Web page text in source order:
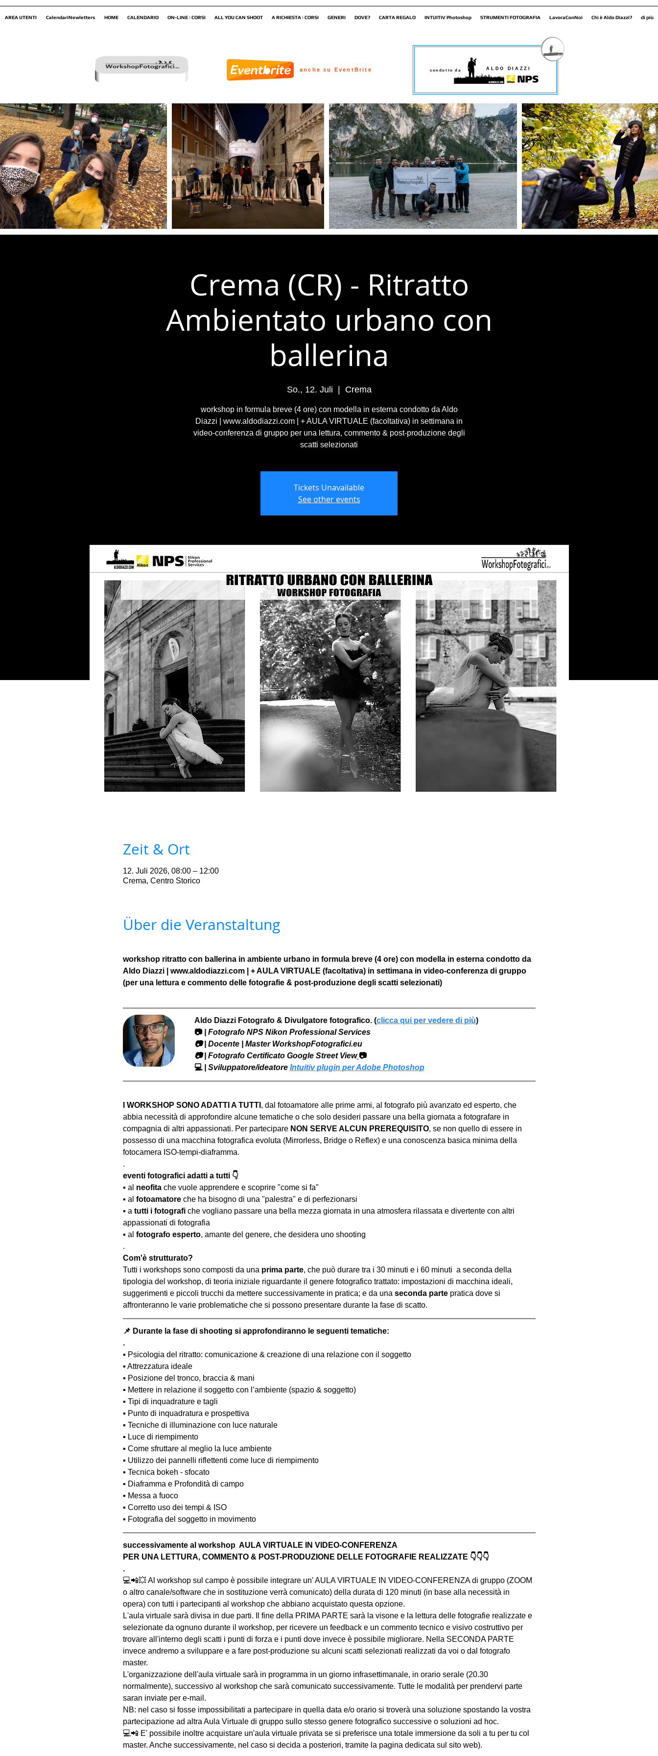
AREA UTENTI CalendariNewletters HOME CALENDARIO ON-LINE | CORSI ALL YOU CAN SHOOT A RICHIESTA | CORSI GENERI DOVE? CARTA REGALO INTUITIV Photoshop STRUMENTI FOTOGRAFIA LavoraConNoi Chi è Aldo Diazzi? di più
Crema (CR) - Ritratto
Ambientato urbano con
ballerina
So., 12. Juli Crema
workshop in formula breve (4 ore) con modella in esterna condotto da Aldo
Diazzi | www.aldodiazzi.com | + AULA VIRTUALE (facoltativa) in settimana in
video-conferenza di gruppo per una lettura, commento & post-produzione degli
scatti selezionati
Tickets Unavailable
See other events
Zeit & Ort
12. Juli 2026, 08:00 – 12:00
Crema, Centro Storico
Über die Veranstaltung
workshop ritratto con ballerina in ambiente urbano in formula breve (4 ore) con modella in esterna condotto da
Aldo Diazzi | www.aldodiazzi.com | + AULA VIRTUALE (facoltativa) in settimana in video-conferenza di gruppo
(per una lettura e commento delle fotografie & post-produzione degli scatti selezionati)
Aldo Diazzi Fotografo & Divulgatore fotografico. (clicca qui per vedere di più)
📷 | Fotografo NPS Nikon Professional Services
​📷 | Docente | Master WorkshopFotografici.eu
📷 | Fotografo Certificato Google Street View 📷
💻 | Sviluppatore/ideatore Intuitiv plugin per Adobe Photoshop
I WORKSHOP SONO ADATTI A TUTTI , dal fotoamatore alle prime armi, al fotografo più avanzato ed esperto, che
abbia necessità di approfondire alcune tematiche o che solo desideri passare una bella giornata a fotografare in
compagnia di altri appassionati. Per partecipare NON SERVE ALCUN PREREQUISITO, se non quello di essere in
possesso di una macchina fotografica evoluta (Mirrorless, Bridge o Reflex) e una conoscenza basica minima della
fotocamera ISO-tempi-diaframma.
.
eventi fotografici adatti a tutti 👇
▪️ al neofita che vuole apprendere e scoprire "come si fa"
▪️ al fotoamatore che ha bisogno di una "palestra" e di perfezionarsi
▪️ a tutti i fotografi che vogliano passare una bella mezza giornata in una atmosfera rilassata e divertente con altri
appassionati di fotografia
▪️ al fotografo esperto, amante del genere, che desidera uno shooting
.
Com'è strutturato?
Tutti i workshops sono composti da una prima parte, che può durare tra i 30 minuti e i 60 minuti  a seconda della
tipologia del workshop, di teoria iniziale riguardante il genere fotografico trattato: impostazioni di macchina ideali,
suggerimenti e piccoli trucchi da mettere successivamente in pratica; e da una seconda parte pratica dove si
affronteranno le varie problematiche che si possono presentare durante la fase di scatto.
📌 Durante la fase di shooting si approfondiranno le seguenti tematiche:
.
▪️ Psicologia del ritratto: comunicazione & creazione di una relazione con il soggetto
▪️ Attrezzatura ideale
▪️ Posizione del tronco, braccia & mani
▪️ Mettere in relazione il soggetto con l’ambiente (spazio & soggetto)
▪️ Tipi di inquadrature e tagli
▪️ Punto di inquadratura e prospettiva
▪️ Tecniche di illuminazione con luce naturale
▪️ Luce di riempimento
▪️ Come sfruttare al meglio la luce ambiente
▪️ Utilizzo dei pannelli riflettenti come luce di riempimento
▪️ Tecnica bokeh - sfocato
▪️ Diaframma e Profondità di campo
▪️ Messa a fuoco
▪️ Corretto uso dei tempi & ISO
▪️ Fotografia del soggetto in movimento
successivamente al workshop  AULA VIRTUALE IN VIDEO-CONFERENZA
PER UNA LETTURA, COMMENTO & POST-PRODUZIONE DELLE FOTOGRAFIE REALIZZATE 👇👇👇
.
💻📲💥 Al workshop sul campo è possibile integrare un' AULA VIRTUALE IN VIDEO-CONFERENZA di gruppo (ZOOM
o altro canale/software che in sostituzione verrà comunicato) della durata di 120 minuti (in base alla necessità in
opera) con tutti i partecipanti al workshop che abbiano acquistato questa opzione.
L'aula virtuale sarà divisa in due parti. Il fine della PRIMA PARTE sarà la visone e la lettura delle fotografie realizzate e
selezionate da ognuno durante il workshop, per ricevere un feedback e un commento tecnico e visivo costruttivo per
trovare all'interno degli scatti i punti di forza e i punti dove invece è possibile migliorare. Nella SECONDA PARTE
invece andremo a sviluppare e a fare post-produzione su alcuni scatti selezionati realizzati da voi o dal fotografo
master.
L'organizzazione dell'aula virtuale sarà in programma in un giorno infrasettimanale, in orario serale (20.30
normalmente), successivo al workshop che sarà comunicato successivamente. Tutte le modalità per prendervi parte
saran inviate per e-mail.
NB: nel caso si fosse impossibilitati a partecipare in quella data e/o orario si troverà una soluzione spostando la vostra
partecipazione ad altra Aula Virtuale di gruppo sullo stesso genere fotografico successive o soluzioni ad hoc.
💻📲 E' possibile inoltre acquistare un'aula virtuale privata se si preferisce una totale immersione da soli a tu per tu col
master. Anche successivamente, nel caso si decida a posteriori, tramite la pagina dedicata sul sito web).
condotto da ALDO DIAZZI
anche su EventBrite